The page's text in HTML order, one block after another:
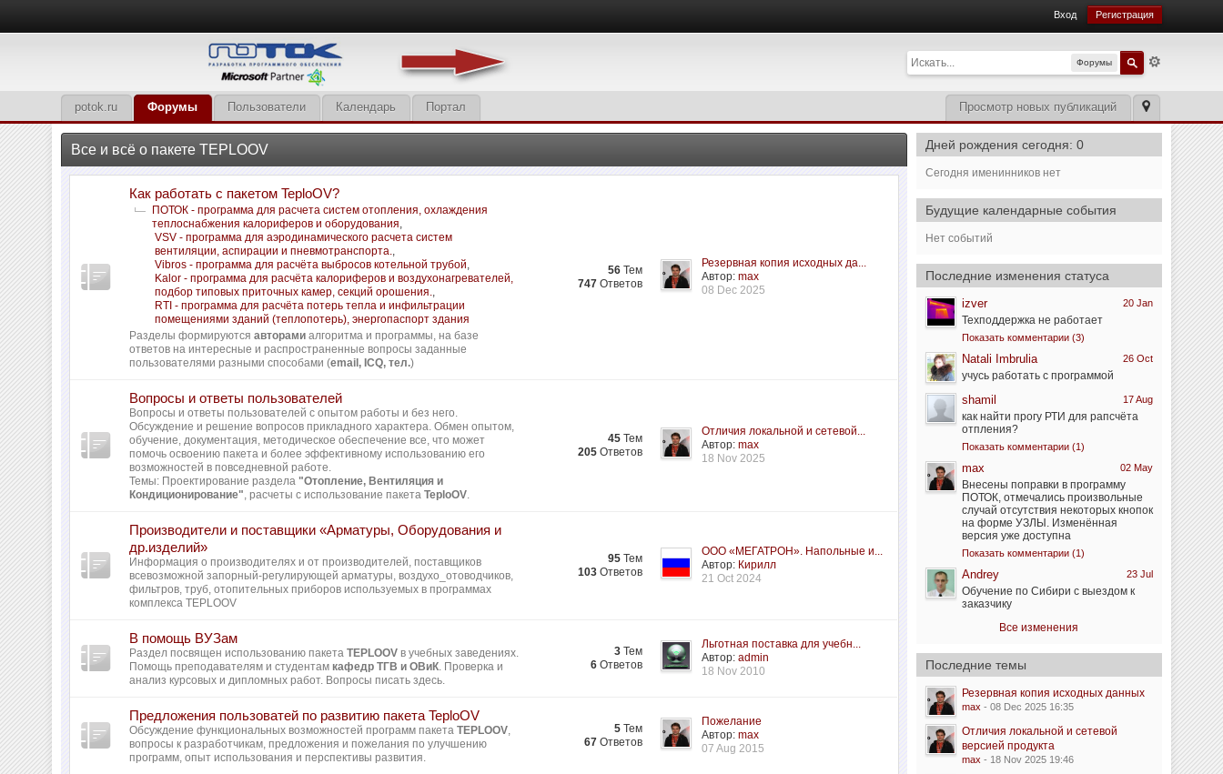
Вход Регистрация
Форумы
Просмотр новых публикаций
potok.ru Форумы Пользователи Календарь Портал
Все и всё о пакете TEPLOOV
Как работать с пакетом TeploOV?
ПОТОК - программа для расчета систем отопления, охлаждения
теплоснабжения калориферов и оборудования,
VSV - программа для аэродинамического расчета систем
вентиляции, аспирации и пневмотранспорта.,
Vibros - программа для расчёта выбросов котельной трубой,
Kalor - программа для расчёта калориферов и воздухонагревателей,
подбор типовых приточных камер, секций орошения.,
RTI - программа для расчёта потерь тепла и инфильтрации
помещениями зданий (теплопотерь), энергопаспорт здания
Разделы формируютсяавторами алгоритма и программы, на базе
ответов на интересные и распространенные вопросы заданные
пользователями разными способами (email, ICQ, тел.)
56 Тем
747 Ответов
Резервная копия исходных да...
Автор:max
08 Dec 2025
Вопросы и ответы пользователей
Вопросы и ответы пользователей с опытом работы и без него.
Обсуждение и решение вопросов прикладного характера. Обмен опытом,
обучение, документация, методическое обеспечение все, что может
помочь освоению пакета и более эффективному использованию его
возможностей в повседневной работе.
Темы: Проектирование раздела"Отопление, Вентиляция и
Кондиционирование", расчеты с использование пакетаTeploOV.
45 Тем
205 Ответов
Отличия локальной и сетевой...
Автор:max
18 Nov 2025
Производители и поставщики «Арматуры, Оборудования и
др.изделий»
Информация о производителях и от производителей, поставщиков
всевозможной запорный-регулирующей арматуры, воздухо_отоводчиков,
фильтров, труб, отопительных приборов используемых в программах
комплекса TEPLOOV
95 Тем
103 Ответов
ООО «МЕГАТРОН». Напольные и...
Автор: Кирилл
21 Oct 2024
В помощь ВУЗам
Раздел посвящен использованию пакетаTEPLOOV в учебных заведениях.
Помощь преподавателям и студентамкафедр ТГВ и ОВиК. Проверка и
анализ курсовых и дипломных работ. Вопросы писать здесь.
3 Тем
6 Ответов
Льготная поставка для учебн...
Автор:admin
18 Nov 2010
Предложения пользоватей по развитию пакета TeploOV
Обсуждение функциональных возможностей программ пакетаTEPLOOV,
вопросы к разработчикам, предложения и пожелания по улучшению
программ, опыт использования и перспективы развития.
5 Тем
67 Ответов
Пожелание
Автор:max
07 Aug 2015
Дней рождения сегодня: 0
Сегодня именинников нет
Будущие календарные события
Нет событий
Последние изменения статуса
20 Jan
izver
Техподдержка не работает
Показать комментарии (3)
26 Oct
Natali Imbrulia
учусь работать с программой
17 Aug
shamil
как найти прогу РТИ для рапсчёта
отпления?
Показать комментарии (1)
02 May
max
Внесены поправки в программу
ПОТОК, отмечались произвольные
случай отсутствия некоторых кнопок
на форме УЗЛЫ. Изменённая
версия уже доступна
Показать комментарии (1)
23 Jul
Andrey
Обучение по Сибири с выездом к
заказчику
Все изменения
Последние темы
Резервная копия исходных данных
max - 08 Dec 2025 16:35
Отличия локальной и сетевой
версией продукта
max - 18 Nov 2025 19:46